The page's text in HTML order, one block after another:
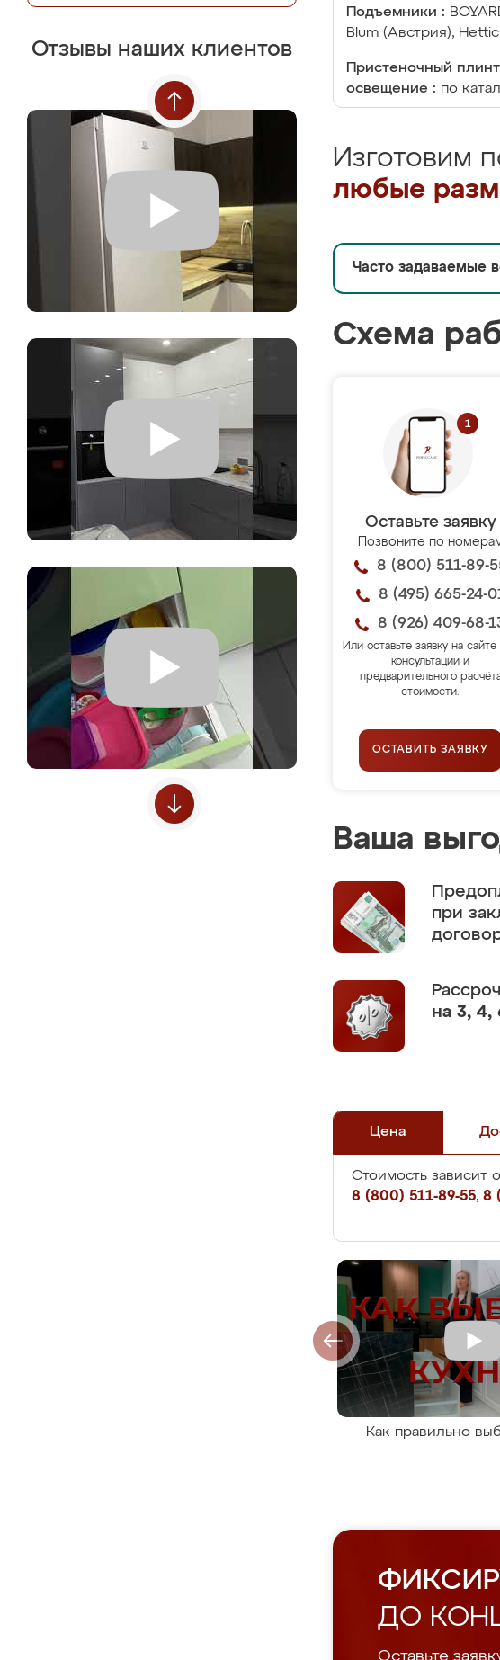
Отзывы наших клиентов
Подъемники :
Blum (Австрия),
Пристеночный
освещение : по
Изготовим
любые
Часто задаваемые
Схема
Оставьте заявку
Позвоните по
8 (800) 511-89-
8 (495) 665-24-
8 (926) 409-68-
Или оставьте заявку на сайте
консультации и
предварительного
стоимости.
ОСТАВИТЬ ЗАЯВКУ
Ваша
при
на 3, 4,
Цена
Стоимость зависит
8 (800) 511-89-55, 8
Как правильно
ДО
Оставьте